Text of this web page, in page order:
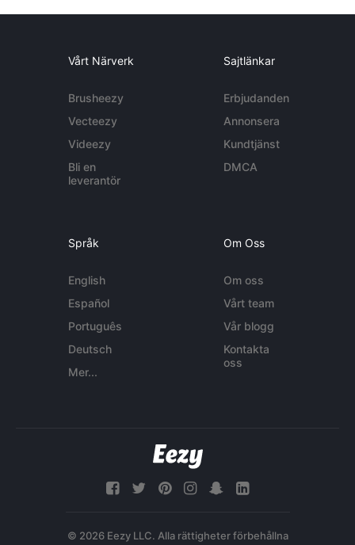
Vårt Närverk
Brusheezy
Vecteezy
Videezy
Bli en
leverantör
Sajtlänkar
Erbjudanden
Annonsera
Kundtjänst
DMCA
Språk
English
Español
Português
Deutsch
Mer...
Om Oss
Om oss
Vårt team
Vår blogg
Kontakta
oss
© 2026 Eezy LLC. Alla rättigheter förbehållna